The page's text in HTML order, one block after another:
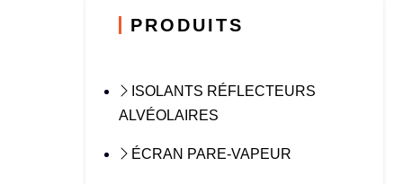
PRODUITS
ISOLANTS RÉFLECTEURS
ALVÉOLAIRES
ÉCRAN PARE-VAPEUR